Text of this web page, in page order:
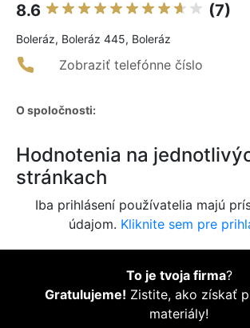
8.6 (7)
Boleráz, Boleráz 445, Boleráz
Zobraziť telefónne číslo
O spoločnosti:
Hodnotenia na
stránkach
Iba prihlásení používatelia majú
údajom. Kliknite sem pre
To je tvoja firma?
Gratulujeme! Zistite, ako získať
materiály!